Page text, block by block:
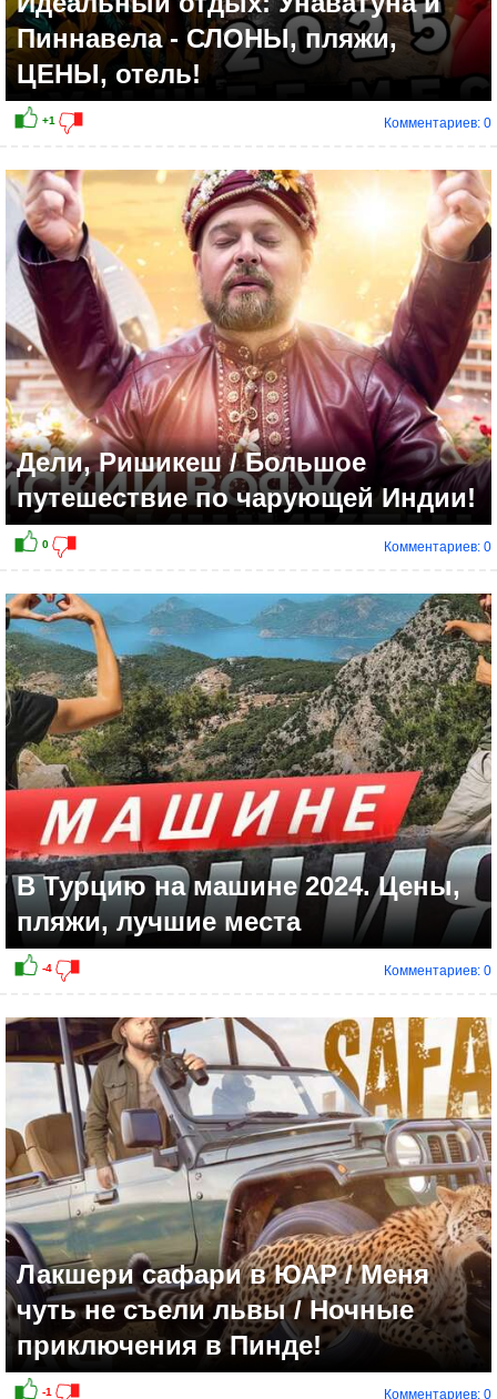
-2
-1
Пиннавела - СЛОНЫ, пляжи,
ЦЕНЫ, отель!
Комментариев: 0
Дели, Ришикеш / Большое
путешествие по чарующей Индии!
Комментариев: 0
В Турцию на машине 2024. Цены,
пляжи, лучшие места
Комментариев: 0
Лакшери сафари в ЮАР / Меня
чуть не съели львы / Ночные
приключения в Пинде!
Комментариев: 0